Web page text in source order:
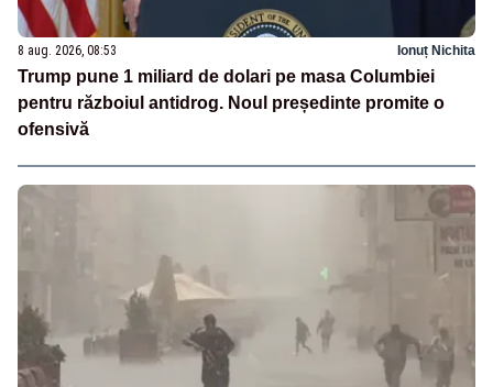
8 aug. 2026, 08:53 Ionuț Nichita
Trump pune 1 miliard de dolari pe masa Columbiei
pentru războiul antidrog. Noul președinte promite o
ofensivă